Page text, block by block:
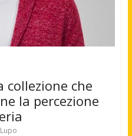
collezione che
la percezione